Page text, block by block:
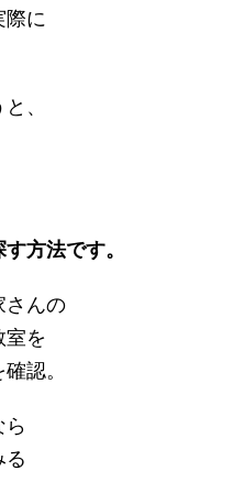
際に
、
方法です。
さんの
室を
認。
ら
る